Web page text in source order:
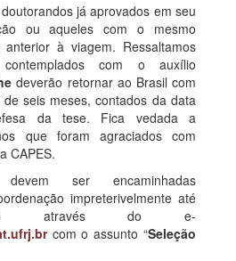
já aprovados em seu
ou aqueles com o mesmo
à viagem. Ressaltamos
com o auxílio
deverão retornar ao Brasil com
seis meses, contados da data
da tese. Fica vedada a
que foram agraciados com
CAPES.
ser encaminhadas
impreterivelmente até
através do e-
com o assunto “Seleção